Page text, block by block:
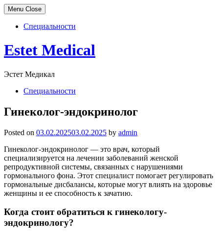
Menu Close
Специальности
Skip
to
Estet Medical
Эстет Медикал
Специальности
Гинеколог-эндокринолог
Posted on 03.02.202503.02.2025 by admin
Гинеколог-эндокринолог — это врач, который
специализируется на лечении заболеваний женской
репродуктивной системы, связанных с нарушениями
гормонального фона. Этот специалист помогает регулировать
гормональные дисбалансы, которые могут влиять на здоровье
женщины и ее способность к зачатию.
Когда стоит обратиться к гинекологу-
эндокринологу?